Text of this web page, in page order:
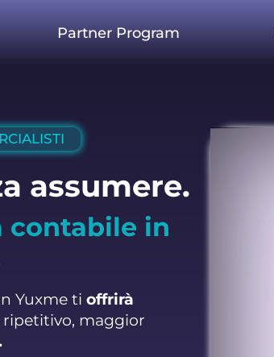
Partner Program
assumere.
contabile in
Yuxme ti offrirà
maggior